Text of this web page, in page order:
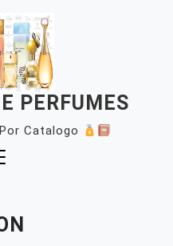
PERFUMES
Catalogo